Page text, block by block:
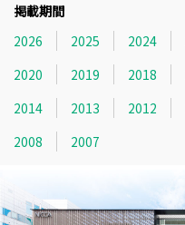
掲載期間
2026
2025 2024
2020
2019 2018
2014
2013 2012
2008
2007